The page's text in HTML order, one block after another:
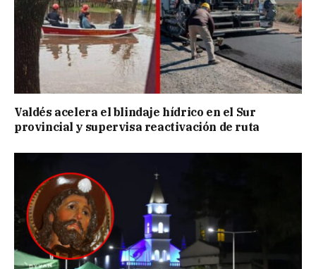
Valdés acelera el blindaje hídrico en el Sur
provincial y supervisa reactivación de ruta